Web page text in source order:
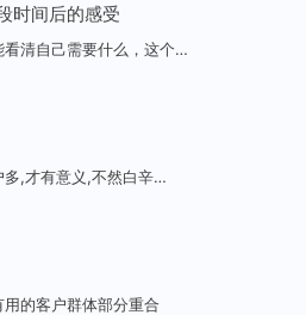
时间后的感受
看清自己需要什么，这个…
多,才有意义,不然白辛…
的客户群体部分重合